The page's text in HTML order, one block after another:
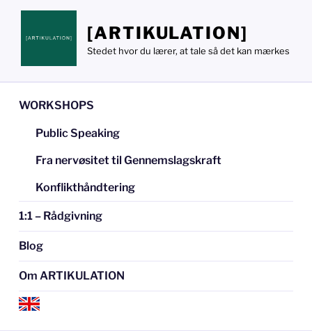
Videre
indhold
[ARTIKULATION]
Stedet hvor du lærer, at tale så det kan mærkes
WORKSHOPS
Public Speaking
Fra nervøsitet til Gennemslagskraft
Konflikthåndtering
1:1 – Rådgivning
Blog
Om ARTIKULATION